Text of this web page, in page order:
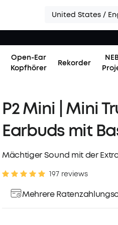
United States /
Open-Ear
Kopfhörer
Rekorder
P2 Mini | Mini
Earbuds mit
Mächtiger Sound mit der
197 reviews
Mehrere